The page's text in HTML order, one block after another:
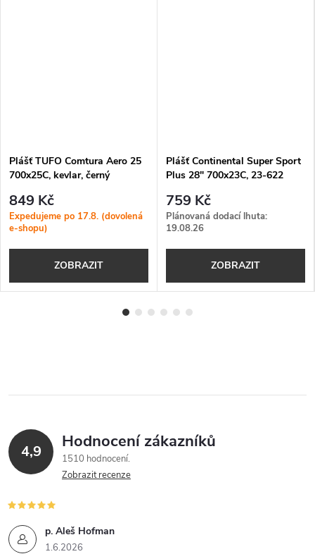
Plášť TUFO Comtura Aero 25
700x25C, kevlar, černý
849 Kč
Expedujeme po 17.8. (dovolená
e-shopu)
ZOBRAZIT
Plášť Continental Super Sport
Plus 28" 700x23C, 23-622
759 Kč
Plánovaná dodací lhuta:
19.08.26
ZOBRAZIT
4,9 Hodnocení zákazníků
1510 hodnocení
Zobrazit recenze
p. Aleš Hofman
1.6.2026